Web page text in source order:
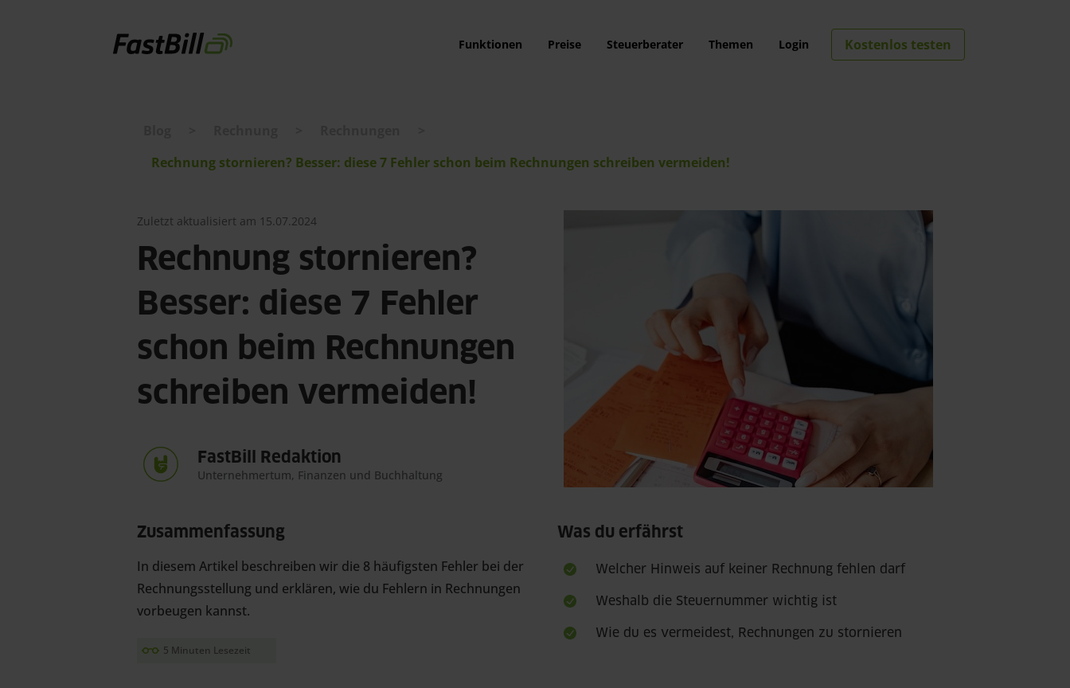
Funktionen Preise Steuerberater Themen Login Kostenlos testen
Rechnung stornieren? Besser: diese 7 Fehler schon beim Rechnungen schreiben vermeiden!
Zuletzt aktualisiert am 15.07.2024
Rechnung stornieren?
Besser: diese 7 Fehler
schon beim Rechnungen
schreiben vermeiden!
FastBill Redaktion
Unternehmertum, Finanzen und Buchhaltung
Zusammenfassung
In diesem Artikel beschreiben wir die 8 häufigsten Fehler bei der
Rechnungsstellung und erklären, wie du Fehlern in Rechnungen
vorbeugen kannst.
5 Minuten Lesezeit
Was du erfährst
Welcher Hinweis auf keiner Rechnung fehlen darf
Weshalb die Steuernummer wichtig ist
Wie du es vermeidest, Rechnungen zu stornieren